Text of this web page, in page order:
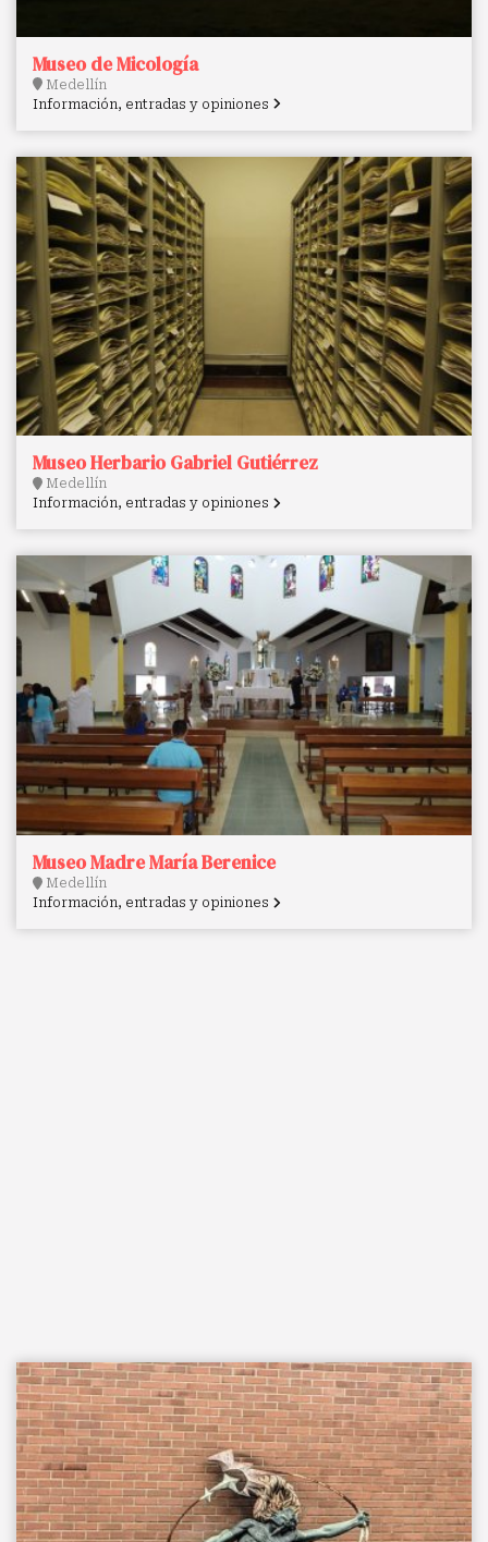
Museo de Micología
Medellín
Información, entradas y opiniones
Museo Herbario Gabriel Gutiérrez
Medellín
Información, entradas y opiniones
Museo Madre María Berenice
Medellín
Información, entradas y opiniones